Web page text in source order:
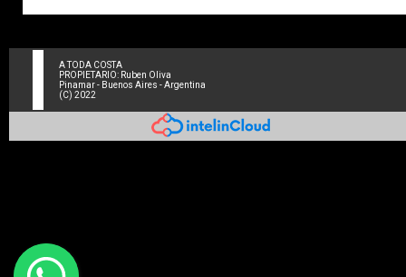
A TODA COSTA
PROPIETARIO: Ruben Oliva
Pinamar - Buenos Aires - Argentina
(C) 2022